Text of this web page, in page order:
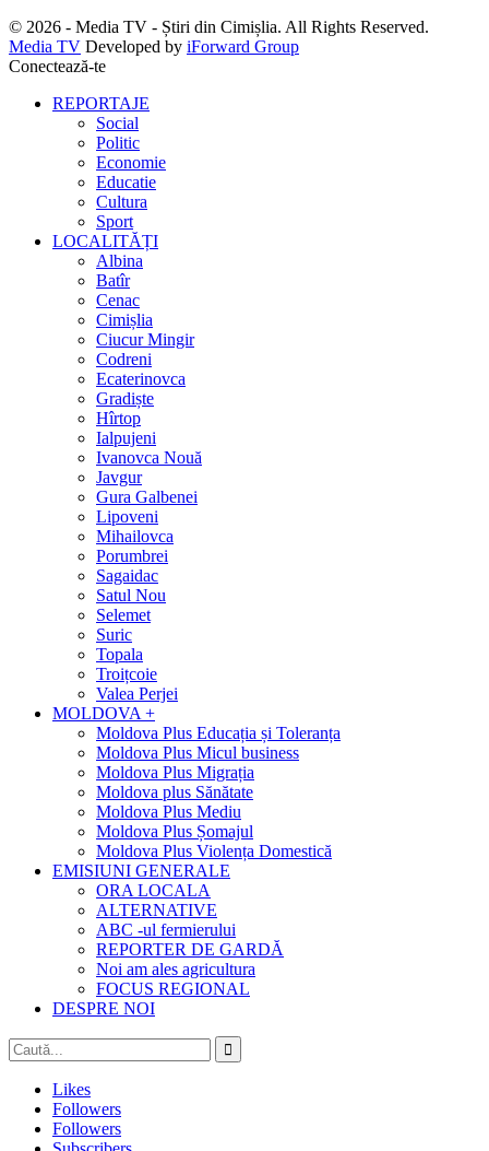
© 2026 - Media TV - Știri din Cimișlia. All Rights Reserved.
Media TV Developed by iForward Group
Conectează-te
REPORTAJE
Social
Politic
Economie
Educatie
Cultura
Sport
LOCALITĂȚI
Albina
Batîr
Cenac
Cimișlia
Ciucur Mingir
Codreni
Ecaterinovca
Gradiște
Hîrtop
Ialpujeni
Ivanovca Nouă
Javgur
Gura Galbenei
Lipoveni
Mihailovca
Porumbrei
Sagaidac
Satul Nou
Selemet
Suric
Topala
Troițcoie
Valea Perjei
MOLDOVA +
Moldova Plus Educația și Toleranța
Moldova Plus Micul business
Moldova Plus Migrația
Moldova plus Sănătate
Moldova Plus Mediu
Moldova Plus Șomajul
Moldova Plus Violența Domestică
EMISIUNI GENERALE
ORA LOCALA
ALTERNATIVE
ABC -ul fermierului
REPORTER DE GARDĂ
Noi am ales agricultura
FOCUS REGIONAL
DESPRE NOI
Likes
Followers
Followers